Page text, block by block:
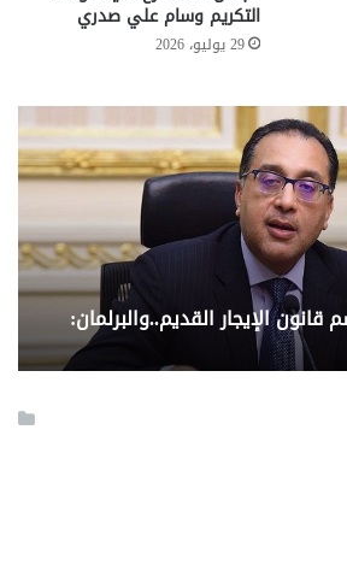
التكريم وسام علي صدري
29 يوليو، 2026
الإيجار القديم..والبرلمان:
..
من